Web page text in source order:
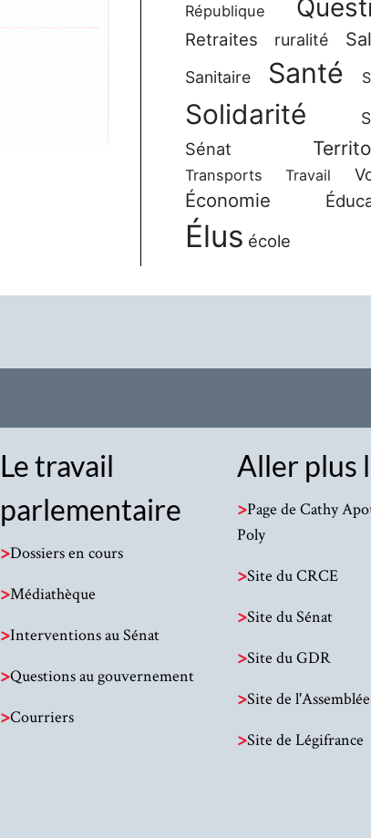
République
Retraites ruralité
Sanitaire Santé
Solidarité
Sénat
Transports Travail
Économie
Élus école
Le travail
parlementaire
>Dossiers en cours
>Médiathèque
>Interventions au Sénat
>Questions au gouvernement
>Courriers
Aller plus
>Page de Cathy
Poly
>Site du CRCE
>Site du Sénat
>Site du GDR
>Site de
>Site de Légifrance